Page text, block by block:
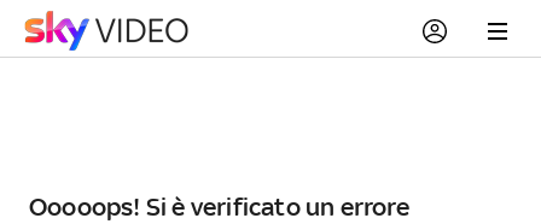
Ooooops! Si è verificato un errore